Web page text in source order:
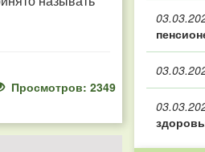
Просмотров: 2349